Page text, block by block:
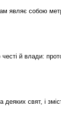
являє собою
честі й влади:
деяких свят, і